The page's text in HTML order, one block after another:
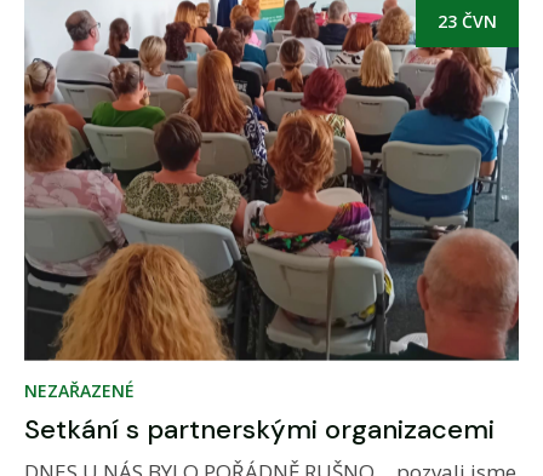
23 ČVN
NEZAŘAZENÉ
Setkání s partnerskými organizacemi